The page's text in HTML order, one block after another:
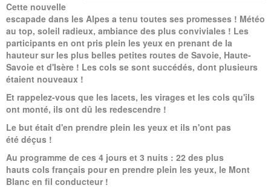
Cette nouvelle
escapade dans les Alpes a tenu toutes ses promesses ! Météo
au top, soleil radieux, ambiance des plus conviviales ! Les
participants en ont pris plein les yeux en prenant de la
hauteur sur les plus belles petites routes de Savoie, Haute-
Savoie et d'Isère ! Les cols se sont succédés, dont plusieurs
étaient nouveaux !
Et rappelez-vous que les lacets, les virages et les cols qu'ils
ont monté, ils ont dû les redescendre !
Le but était d'en prendre plein les yeux et ils n'ont pas
été déçus !
Au programme de ces 4 jours et 3 nuits : 22 des plus
hauts cols français pour en prendre plein les yeux, le Mont
Blanc en fil conducteur !